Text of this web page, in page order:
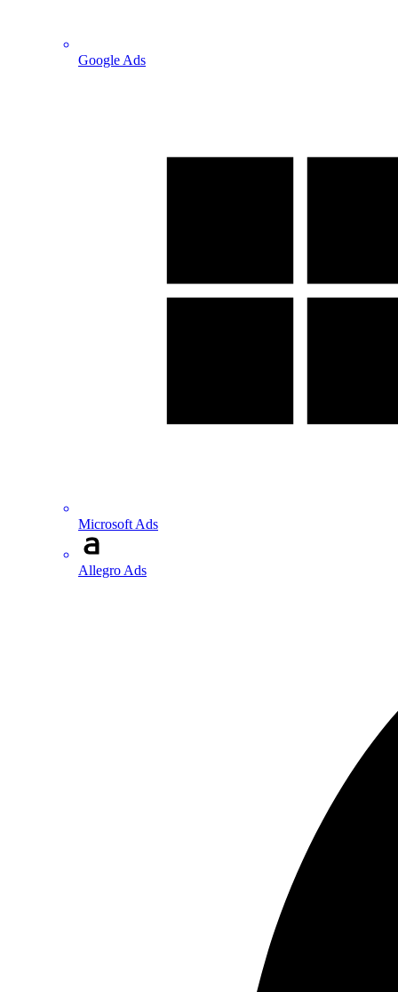
Google Ads
Microsoft Ads
Allegro Ads